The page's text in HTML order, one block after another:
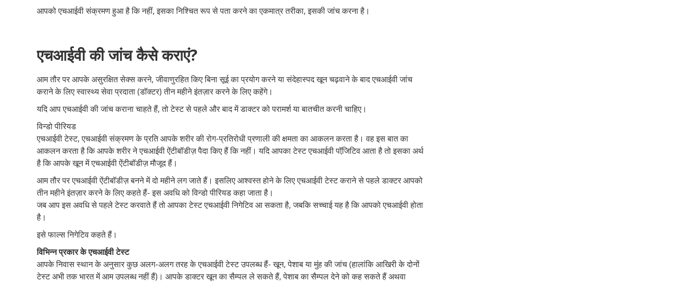
आपको एचआईवी संक्रमण हुआ है कि नहीं, इसका निश्चित रूप से पता करने का एकमात्र तरीका, इसकी जांच करना है।
एचआईवी की जांच कैसे कराएं?
आम तौर पर आपके असुरक्षित सेक्स करने, जीवाणुरहित किए बिना सूई का प्रयोग करने या संदेहास्पद खून चढ़वाने के बाद एचआईवी जांच
कराने के लिए स्वास्थ्य सेवा प्रदाता (डॉक्टर) तीन महीने इंतज़ार करने के लिए कहेंगे।
यदि आप एचआईवी की जांच कराना चाहते हैं, तो टेस्ट से पहले और बाद में डाक्टर को परामर्श या बातचीत करनी चाहिए।
विन्डो पीरियड
एचआईवी टेस्ट, एचआईवी संक्रमण के प्रति आपके शरीर की रोग-प्रतिरोधी प्रणाली की क्षमता का आकलन करता है। वह इस बात का
आकलन करता है कि आपके शरीर ने एचआईवी ऐंटीबॉडीज़ पैदा किए हैं कि नहीं। यदि आपका टेस्ट एचआईवी पॉजि़टिव आता है तो इसका अर्थ
है कि आपके खून में एचआईवी ऐंटीबॉडीज़ मौजूद हैं।
आम तौर पर एचआईवी ऐंटीबॉडीज़ बनने में दो महीने लग जाते हैं। इसलिए आश्वस्त होने के लिए एचआईवी टेस्ट कराने से पहले डाक्टर आपको
तीन महीने इंतज़ार करने के लिए कहते हैं- इस अवधि को विन्डो पीरियड कहा जाता है।
जब आप इस अवधि से पहले टेस्ट करवाते हैं तो आपका टेस्ट एचआईवी निगेटिव आ सकता है, जबकि सच्चाई यह है कि आपको एचआईवी होता
है।
इसे फाल्स निगेटिव कहते हैं।
विभिन्न प्रकार के एचआईवी टेस्ट
आपके निवास स्थान के अनुसार कुछ अलग-अलग तरह के एचआईवी टेस्ट उपलब्ध हैं- खून, पेशाब या मुंह की जांच (हालांकि आखिरी के दोनों
टेस्ट अभी तक भारत में आम उपलब्ध नहीं हैं)। आपके डाक्टर खून का सैम्पल ले सकते हैं, पेशाब का सैम्पल देने को कह सकते हैं अथवा